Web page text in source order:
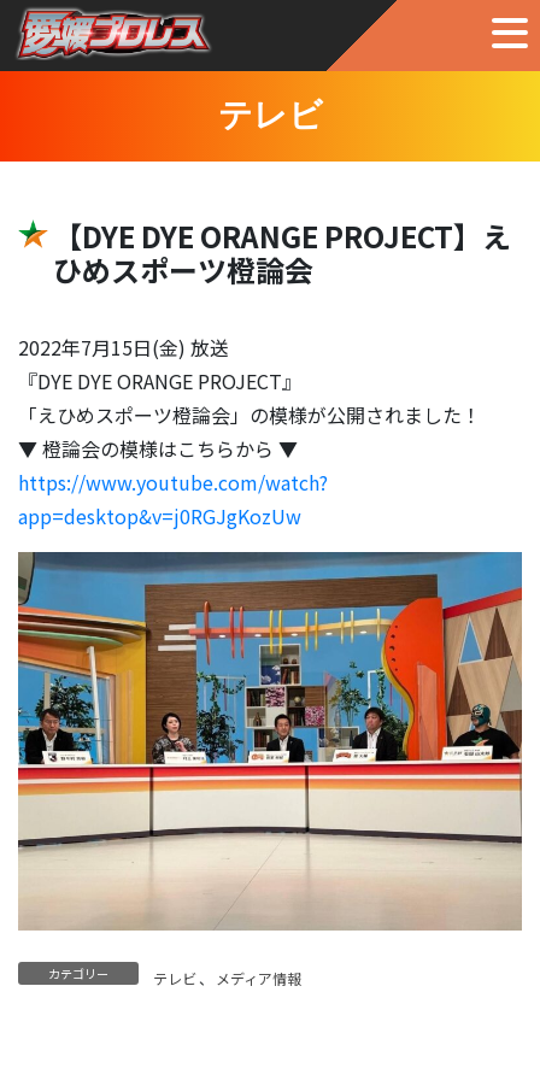
テレビ
【DYE DYE ORANGE PROJECT】え
ひめスポーツ橙論会
2022年7月15日(金) 放送
『DYE DYE ORANGE PROJECT』
「えひめスポーツ橙論会」の模様が公開されました！
▼ 橙論会の模様はこちらから ▼
https://www.youtube.com/watch?
app=desktop&v=j0RGJgKozUw
カテゴリー テレビ、 メディア情報